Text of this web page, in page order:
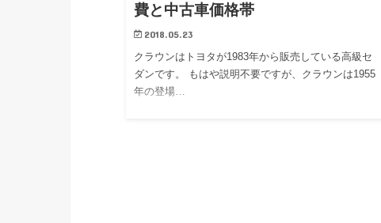
費と中古車価格帯
2018.05.23
クラウンはトヨタが1983年から販売している高級セ
ダンです。 もはや説明不要ですが、クラウンは1955
年の登場…